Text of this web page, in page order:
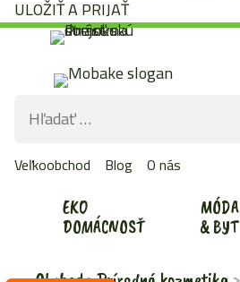
Preskočiť
EKO
DOMÁCNOSŤ
MÓDA
& BYT
Veľkoobchod Blog O nás
Hľadať:
ULOŽIŤ A PRIJAŤ